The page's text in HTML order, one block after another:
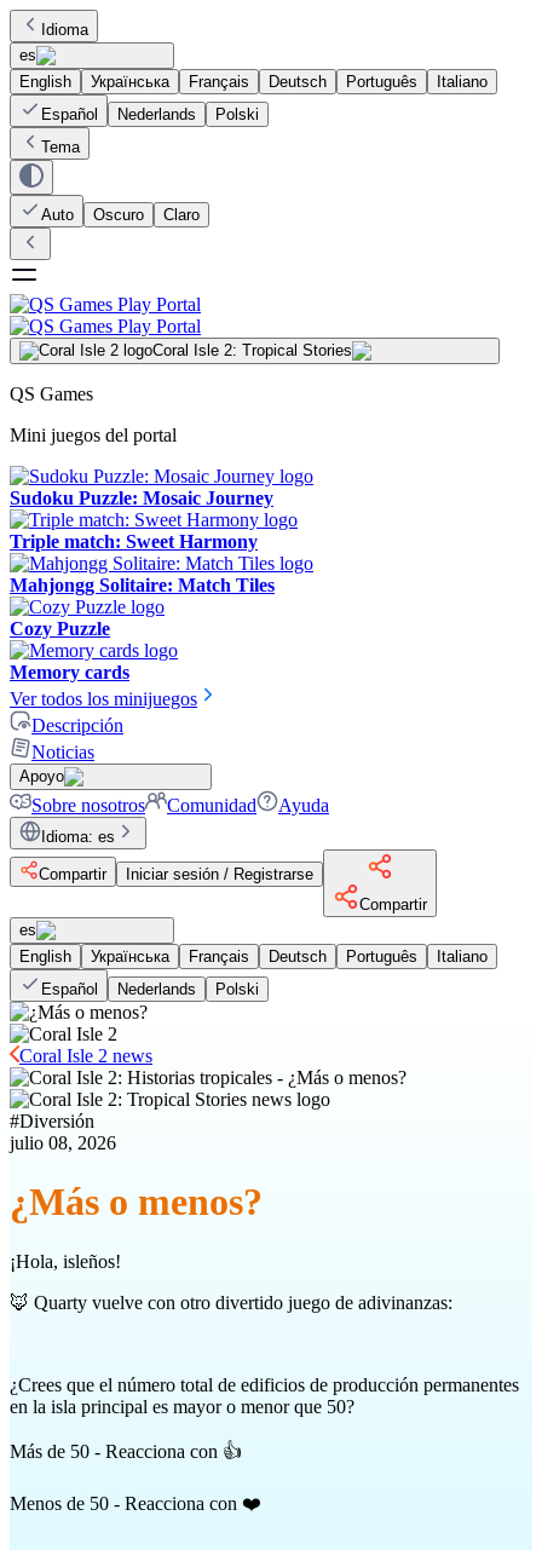
Idioma
es
English
Українська Français Deutsch Português
Italiano
Español
Nederlands
Polski
Tema
Auto Oscuro Claro
Coral Isle 2: Tropical Stories
QS Games
Mini juegos del portal
Sudoku Puzzle: Mosaic Journey
Triple match: Sweet Harmony
Mahjongg Solitaire: Match Tiles
Cozy Puzzle
Memory cards
Ver todos los minijuegos
Descripción
Noticias
Apoyo
Sobre nosotros Comunidad Ayuda
Idioma: es
Compartir
Iniciar sesión / Registrarse
Compartir
es
English
Українська Français Deutsch Português
Italiano
Español
Nederlands Polski
Coral Isle 2 news
#Diversión
julio 08, 2026
¿Más o menos?
¡Hola, isleños!
🦊 Quarty vuelve con otro divertido juego de adivinanzas:
¿Crees que el número total de edificios de producción permanentes
en la isla principal es mayor o menor que 50?
Más de 50 - Reacciona con 👍
Menos de 50 - Reacciona con ❤️